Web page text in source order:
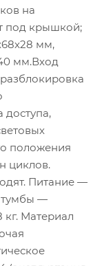
на
под крышкой;
мм,
мм.Вход
доступа,
положения
циклов.
Питание —
тумбы —
кг. Материал